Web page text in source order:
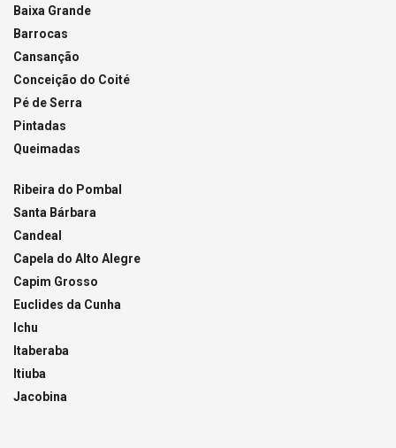
Baixa Grande
Barrocas
Cansanção
Conceição do Coité
Pé de Serra
Pintadas
Queimadas
Ribeira do Pombal
Santa Bárbara
Candeal
Capela do Alto Alegre
Capim Grosso
Euclides da Cunha
Ichu
Itaberaba
Itiuba
Jacobina